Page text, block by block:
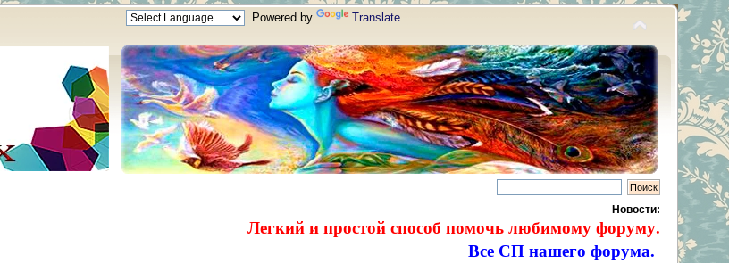
Powered by Translate
Новости:
Легкий и простой способ помочь любимому форуму.
Все СП нашего форума.